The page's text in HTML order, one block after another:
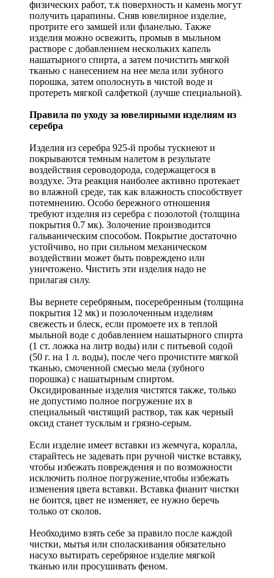
физических работ, т.к поверхность и камень могут
получить царапины. Сняв ювелирное изделие,
протрите его замшей или фланелью. Также
изделия можно освежить, промыв в мыльном
растворе с добавлением нескольких капель
нашатырного спирта, а затем почистить мягкой
тканью с нанесением на нее мела или зубного
порошка, затем ополоснуть в чистой воде и
протереть мягкой салфеткой (лучше специальной).
Правила по уходу за ювелирными изделиям из
серебра
Изделия из серебра 925-й пробы тускнеют и
покрываются темным налетом в результате
воздействия сероводорода, содержащегося в
воздухе. Эта реакция наиболее активно протекает
во влажной среде, так как влажность способствует
потемнению. Особо бережного отношения
требуют изделия из серебра с позолотой (толщина
покрытия 0.7 мк). Золочение производится
гальваническим способом. Покрытие достаточно
устойчиво, но при сильном механическом
воздействии может быть повреждено или
уничтожено. Чистить эти изделия надо не
прилагая силу.
Вы вернете серебряным, посеребренным (толщина
покрытия 12 мк) и позолоченным изделиям
свежесть и блеск, если промоете их в теплой
мыльной воде с добавлением нашатырного спирта
(1 ст. ложка на литр воды) или с питьевой содой
(50 г. на 1 л. воды), после чего прочистите мягкой
тканью, смоченной смесью мела (зубного
порошка) с нашатырным спиртом.
Оксидированные изделия чистятся также, только
не допустимо полное погружение их в
специальный чистящий раствор, так как черный
оксид станет тусклым и грязно-серым.
Если изделие имеет вставки из жемчуга, коралла,
старайтесь не задевать при ручной чистке вставку,
чтобы избежать повреждения и по возможности
исключить полное погружение,чтобы избежать
изменения цвета вставки. Вставка фианит чистки
не боится, цвет не изменяет, ее нужно беречь
только от сколов.
Необходимо взять себе за правило после каждой
чистки, мытья или споласкивания обязательно
насухо вытирать серебряное изделие мягкой
тканью или просушивать феном.